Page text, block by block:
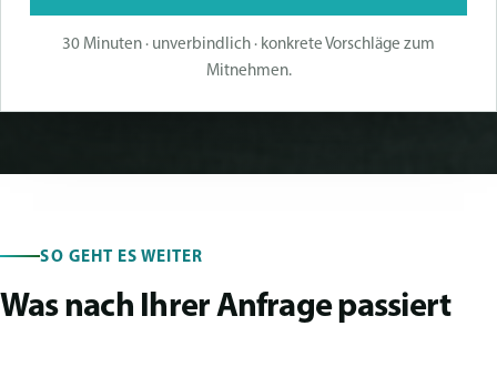
30 Minuten · unverbindlich · konkrete Vorschläge zum
Mitnehmen.
SO GEHT ES WEITER
Was nach Ihrer Anfrage passiert